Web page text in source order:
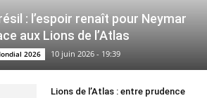
: l’espoir renaît pour Neymar
aux Lions de l’Atlas
2026 10 juin 2026 - 19:39
Lions de l’Atlas : entre prudence